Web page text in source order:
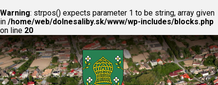
Warning: strpos() expects parameter 1 to be string, array given
in /home/web/dolnesaliby.sk/www/wp-includes/blocks.php
on line 20